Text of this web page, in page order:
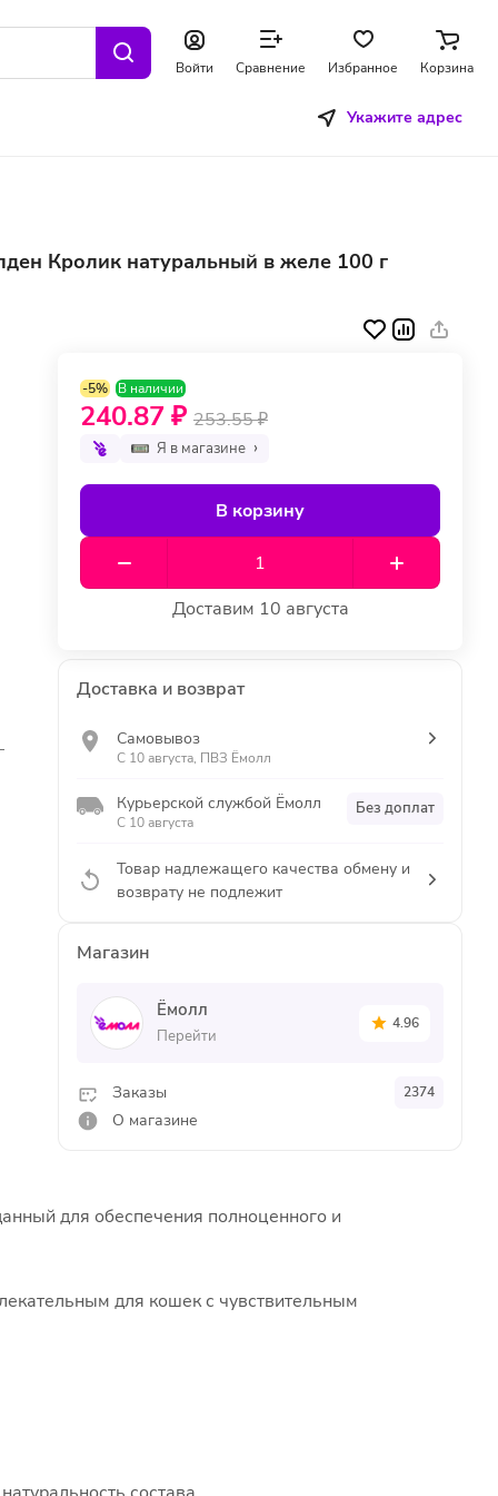
Войти Сравнение Избранное Корзина
Укажите адрес
Кролик натуральный в желе 100 г
-5% В наличии
240.87 ₽ 253.55 ₽
Я в магазине
В корзину
Доставим 10 августа
Доставка и возврат
Самовывоз
С 10 августа, ПВЗ Ёмолл
Курьерской службой Ёмолл
С 10 августа
Без доплат
Товар надлежащего качества обмену и
возврату не подлежит
Магазин
Ёмолл
Перейти
4.96
Заказы 2374
О магазине
для обеспечения полноценного и
для кошек с чувствительным